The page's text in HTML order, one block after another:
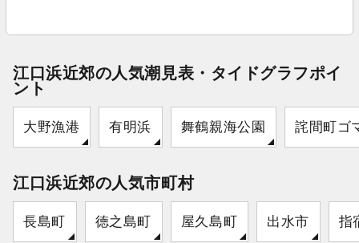
江口浜近郊の人気潮見表・タイドグラフポイ
ント
大野漁港 有明浜 舞鶴親海公園 詫間町ゴ
江口浜近郊の人気市町村
長島町 徳之島町 屋久島町 出水市 指